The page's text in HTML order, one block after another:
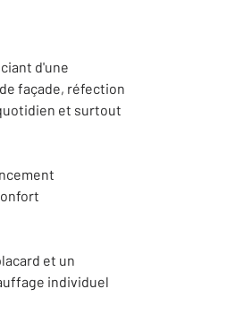
d'une
façade, réfection
et surtout
et un
individuel